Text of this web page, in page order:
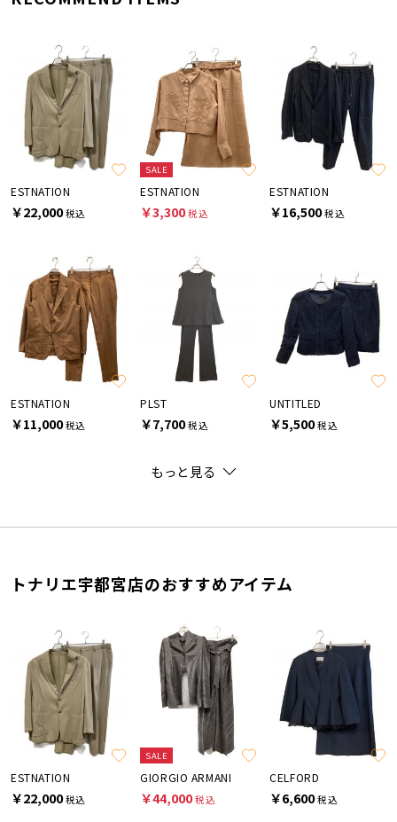
ESTNATION
￥22,000税込
SALE
ESTNATION
￥3,300税込
ESTNATION
￥16,500税込
ESTNATION
￥11,000税込
PLST
￥7,700税込
UNTITLED
￥5,500税込
もっと見る
トナリエ宇都宮店のおすすめアイテム
ESTNATION
￥22,000税込
SALE
GIORGIO ARMANI
￥44,000税込
CELFORD
￥6,600税込